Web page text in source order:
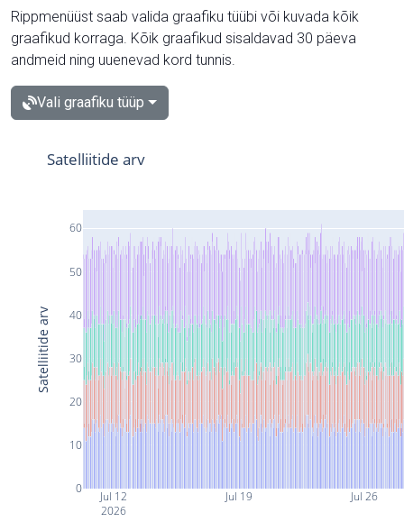
Rippmenüüst saab valida graafiku tüübi või kuvada kõik
graafikud korraga. Kõik graafikud sisaldavad 30 päeva
andmeid ning uuenevad kord tunnis.
Vali graafiku tüüp
Jul 12
2026
Jul 19 Jul 26
0
10
20
30
40
50
60
Satelliitide arv
Satelliitide arv